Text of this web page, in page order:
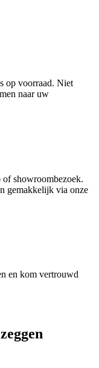
op voorraad. Niet
naar uw
showroombezoek.
gemakkelijk via onze
en kom vertrouwd